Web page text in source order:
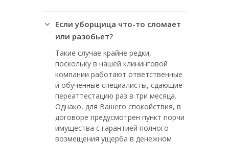
Если уборщица что-то сломает
или разобьет?
Такие случае крайне редки,
поскольку в нашей клининговой
компании работают ответственные
и обученные специалисты, сдающие
переаттестацию раз в три месяца.
Однако, для Вашего спокойствия, в
договоре предусмотрен пункт порчи
имущества с гарантией полного
возмещения ущерба в денежном